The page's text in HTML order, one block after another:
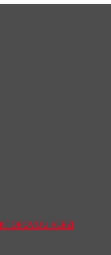
VERZI